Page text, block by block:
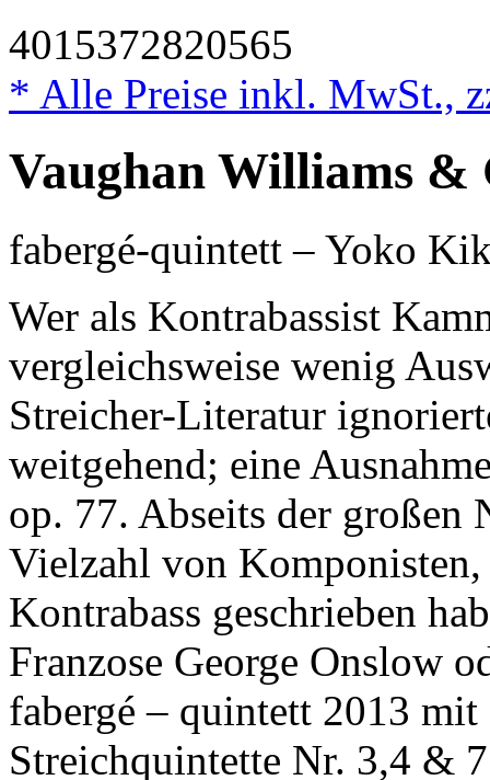
4015372820565
* Alle Preise inkl. MwSt.,
Vaughan Williams &
fabergé-quintett – Yoko
Wer als Kontrabassist
vergleichsweise wenig
Streicher-Literatur
weitgehend; eine
op. 77. Abseits der großen
Vielzahl von
Kontrabass geschrieben
Franzose George Onslow
fabergé – quintett 2013
Streichquintette Nr. 3,4 &